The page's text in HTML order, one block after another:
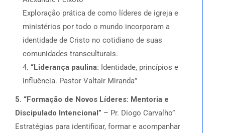
Exploração prática de como líderes de igreja e
ministérios por todo o mundo incorporam a
identidade de Cristo no cotidiano de suas
comunidades transculturais.
4. “Liderança paulina: Identidade, princípios e
influência. Pastor Valtair Miranda”
5. “Formação de Novos Líderes: Mentoria e
Discipulado Intencional” – Pr. Diogo Carvalho”
Estratégias para identificar, formar e acompanhar